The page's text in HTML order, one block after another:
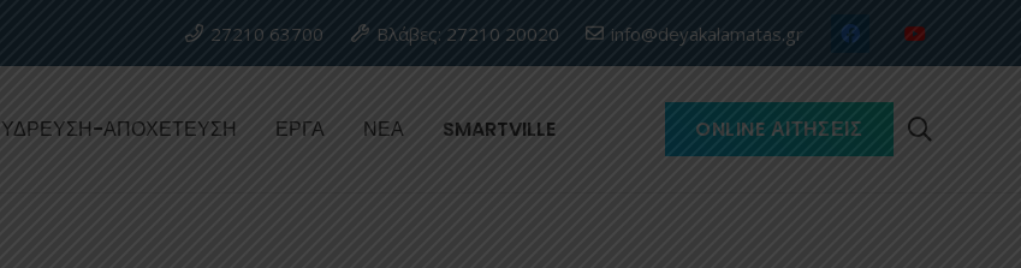
27210 63700 Βλάβες: 27210 20020 info@deyakalamatas.gr
ΥΔΡΕΥΣΗ-ΑΠΟΧΕΤΕΥΣΗ ΕΡΓΑ ΝΕΑ SMARTVILLE ONLINE ΑΙΤΉΣΕΙΣ